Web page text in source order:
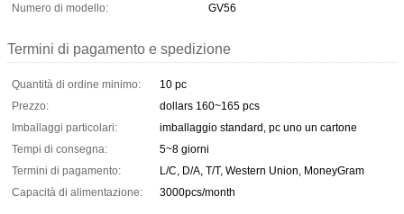
Numero di modello:
GV56
Termini di pagamento e spedizione
Quantità di ordine minimo:
10 pc
Prezzo:
dollars 160~165 pcs
Imballaggi particolari:
imballaggio standard, pc uno un cartone
Tempi di consegna:
5~8 giorni
Termini di pagamento:
L/C, D/A, T/T, Western Union, MoneyGram
Capacità di alimentazione:
3000pcs/month